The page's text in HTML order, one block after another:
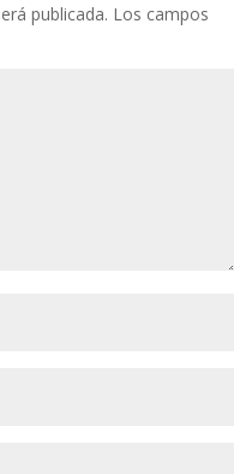
publicada. Los campos